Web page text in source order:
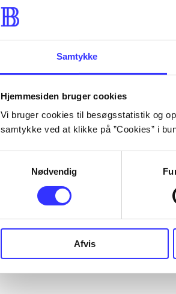
Samtykke
Hjemmesiden bruger cookies
Vi bruger cookies til besøgsstatistik og
samtykke ved at klikke på ”Cookies” i
Nødvendig
Afvis
...